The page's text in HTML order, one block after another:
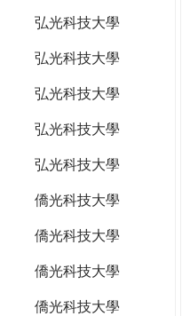
弘光科技大學
弘光科技大學
弘光科技大學
弘光科技大學
弘光科技大學
僑光科技大學
僑光科技大學
僑光科技大學
僑光科技大學